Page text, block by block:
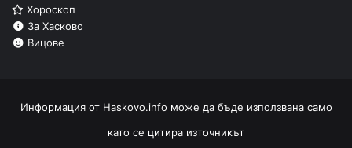
Хороскоп
За Хасково
Вицове
Информация от Haskovo.info може да бъде използвана само
като се цитира източникът